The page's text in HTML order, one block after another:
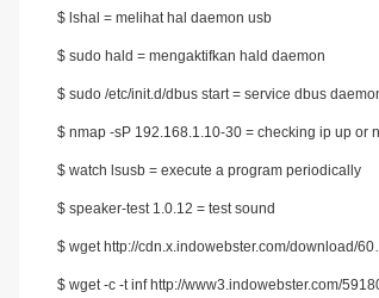
$ lshal = melihat hal daemon usb
$ sudo hald = mengaktifkan hald daemon
$ sudo /etc/init.d/dbus start = service dbus
$ nmap -sP 192.168.1.10-30 = checking ip up or
$ watch lsusb = execute a program periodically
$ speaker-test 1.0.12 = test sound
$ wget http://cdn.x.indowebster.com/download/
$ wget -c -t inf http://www3.indowebster.com/